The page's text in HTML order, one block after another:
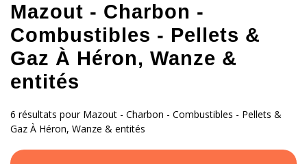
Mazout - Charbon -
Combustibles - Pellets &
Gaz À Héron, Wanze &
entités
6 résultats pour Mazout - Charbon - Combustibles - Pellets &
Gaz À Héron, Wanze & entités